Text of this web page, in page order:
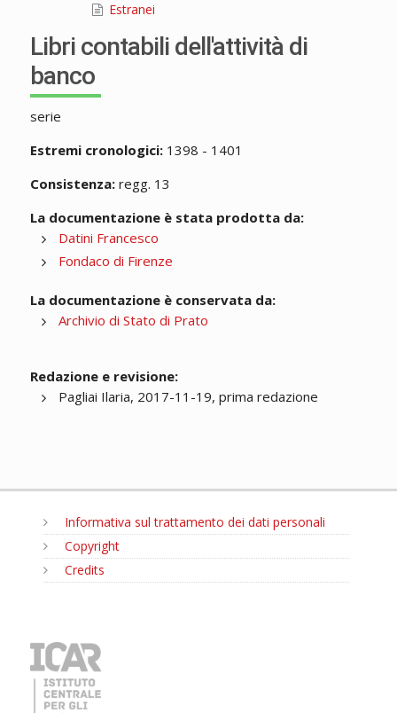
Estranei
Libri contabili dell'attività di
banco
serie
Estremi cronologici:1398 - 1401
Consistenza:regg. 13
La documentazione è stata prodotta da:
Datini Francesco
Fondaco di Firenze
La documentazione è conservata da:
Archivio di Stato di Prato
Redazione e revisione:
Pagliai Ilaria, 2017-11-19, prima redazione
Informativa sul trattamento dei dati personali
Copyright
Credits